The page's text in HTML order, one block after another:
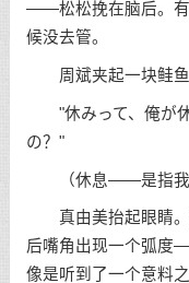
——松松挽在脑后。有
候没去管。
周斌夹起一块鲑鱼
"休みって、俺が休
の？"
（休息——是指我休
真由美抬起眼睛。
后嘴角出现一个弧度
像是听到了一个意料